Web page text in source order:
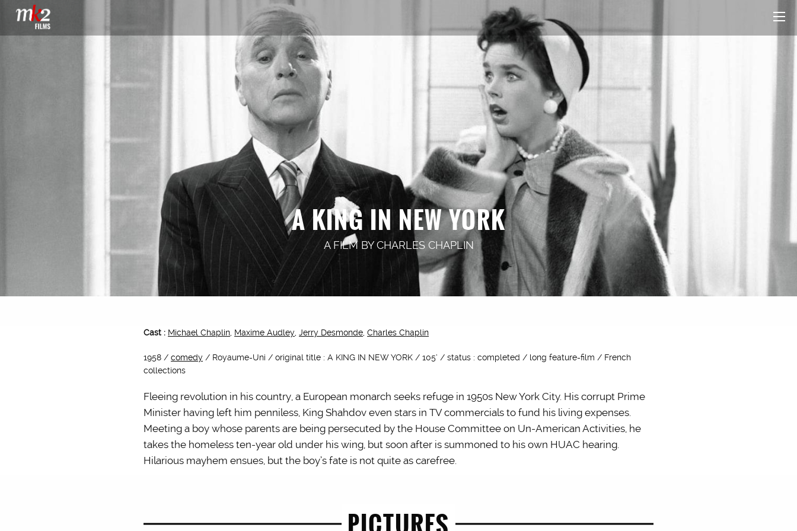
A KING IN NEW YORK
A FILM BYCHARLES CHAPLIN
Cast : Michael Chaplin Maxime Audley ,Jerry Desmonde ,Charles Chaplin
1958 /comedy / Royaume-Uni / original title : A KING IN NEW YORK / 105’ / status : completed / long feature-film / French
collections
Fleeing revolution in his country, a European monarch seeks refuge in 1950s New York City. His corrupt Prime
Minister having left him penniless, King Shahdov even stars in TV commercials to fund his living expenses.
Meeting a boy whose parents are being persecuted by the House Committee on Un-American Activities, he
takes the homeless ten-year old under his wing, but soon after is summoned to his own HUAC hearing.
Hilarious mayhem ensues, but the boy’s fate is not quite as carefree.
PICTURES